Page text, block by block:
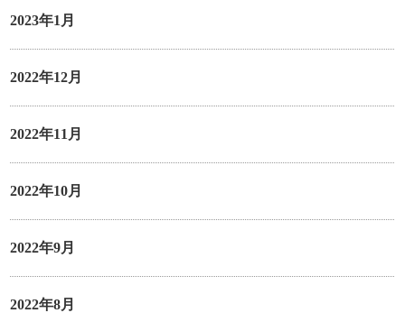
2023年1月
2022年12月
2022年11月
2022年10月
2022年9月
2022年8月